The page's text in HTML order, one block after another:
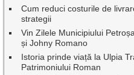
Cum reduci costurile de
strategii
Vin Zilele Municipiului
și Johny Romano
Istoria prinde viață la Ulpia
Patrimoniului Roman